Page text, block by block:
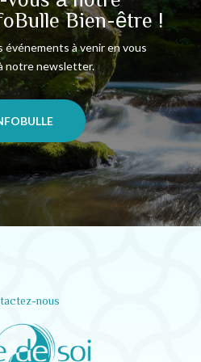
Bien-être !
événements à venir en vous
notre newsletter.
nous